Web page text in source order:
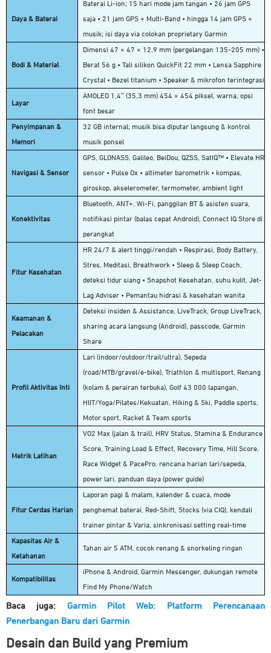
Daya & Baterai
Baterai Li-ion; 15 hari mode jam tangan • 26 jam GPS
saja • 21 jam GPS + Multi-Band • hingga 14 jam GPS +
musik; isi daya via colokan proprietary Garmin
Bodi & Material
Dimensi 47 × 47 × 12,9 mm (pergelangan 135-205 mm) •
Berat 56 g • Tali silikon QuickFit 22 mm • Lensa Sapphire
Crystal • Bezel titanium • Speaker & mikrofon terintegrasi
Layar
AMOLED 1,4″ (35,3 mm) 454 × 454 piksel, warna, opsi
font besar
Penyimpanan &
Memori
32 GB internal; musik bisa diputar langsung & kontrol
musik ponsel
Navigasi & Sensor
GPS, GLONASS, Galileo, BeiDou, QZSS, SatIQ™ • Elevate HR
sensor • Pulse Ox • altimeter barometrik • kompas,
giroskop, akselerometer, termometer, ambient light
Konektivitas
Bluetooth, ANT+, Wi-Fi, panggilan BT & asisten suara,
notifikasi pintar (balas cepat Android), Connect IQ Store di
perangkat
Fitur Kesehatan
HR 24/7 & alert tinggi/rendah • Respirasi, Body Battery,
Stres, Meditasi, Breathwork • Sleep & Sleep Coach,
deteksi tidur siang • Snapshot Kesehatan, suhu kulit, Jet-
Lag Adviser • Pemantau hidrasi & kesehatan wanita
Keamanan &
Pelacakan
Deteksi insiden & Assistance, LiveTrack, Group LiveTrack,
sharing acara langsung (Android), passcode, Garmin
Share
Profil Aktivitas Inti
Lari (indoor/outdoor/trail/ultra), Sepeda
(road/MTB/gravel/e-bike), Triathlon & multisport, Renang
(kolam & perairan terbuka), Golf 43 000 lapangan,
HIIT/Yoga/Pilates/Kekuatan, Hiking & Ski, Paddle sports,
Motor sport, Racket & Team sports
Metrik Latihan
VO2 Max (jalan & trail), HRV Status, Stamina & Endurance
Score, Training Load & Effect, Recovery Time, Hill Score,
Race Widget & PacePro, rencana harian lari/sepeda,
power lari, panduan daya (power guide)
Fitur Cerdas Harian
Laporan pagi & malam, kalender & cuaca, mode
penghemat baterai, Red-Shift, Stocks (via CIQ), kendali
trainer pintar & Varia, sinkronisasi setting real-time
Kapasitas Air &
Ketahanan
Tahan air 5 ATM, cocok renang & snorkeling ringan
Kompatibilitas
iPhone & Android, Garmin Messenger, dukungan remote
Find My Phone/Watch
Baca juga: Garmin Pilot Web: Platform Perencanaan
Penerbangan Baru dari Garmin
Desain dan Build yang Premium